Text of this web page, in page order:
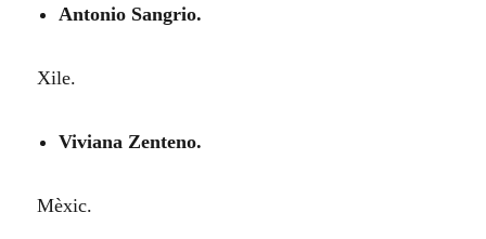
Antonio Sangrio.
Xile.
Viviana Zenteno.
Mèxic.